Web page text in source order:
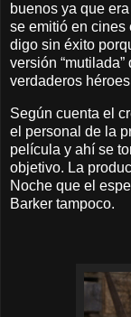
buenos ya que
se emitió en cines
digo sin éxito
versión
verdaderos
Según cuenta el
el personal de la
película y ahí se
objetivo. La
Noche que el
Barker tampoco.